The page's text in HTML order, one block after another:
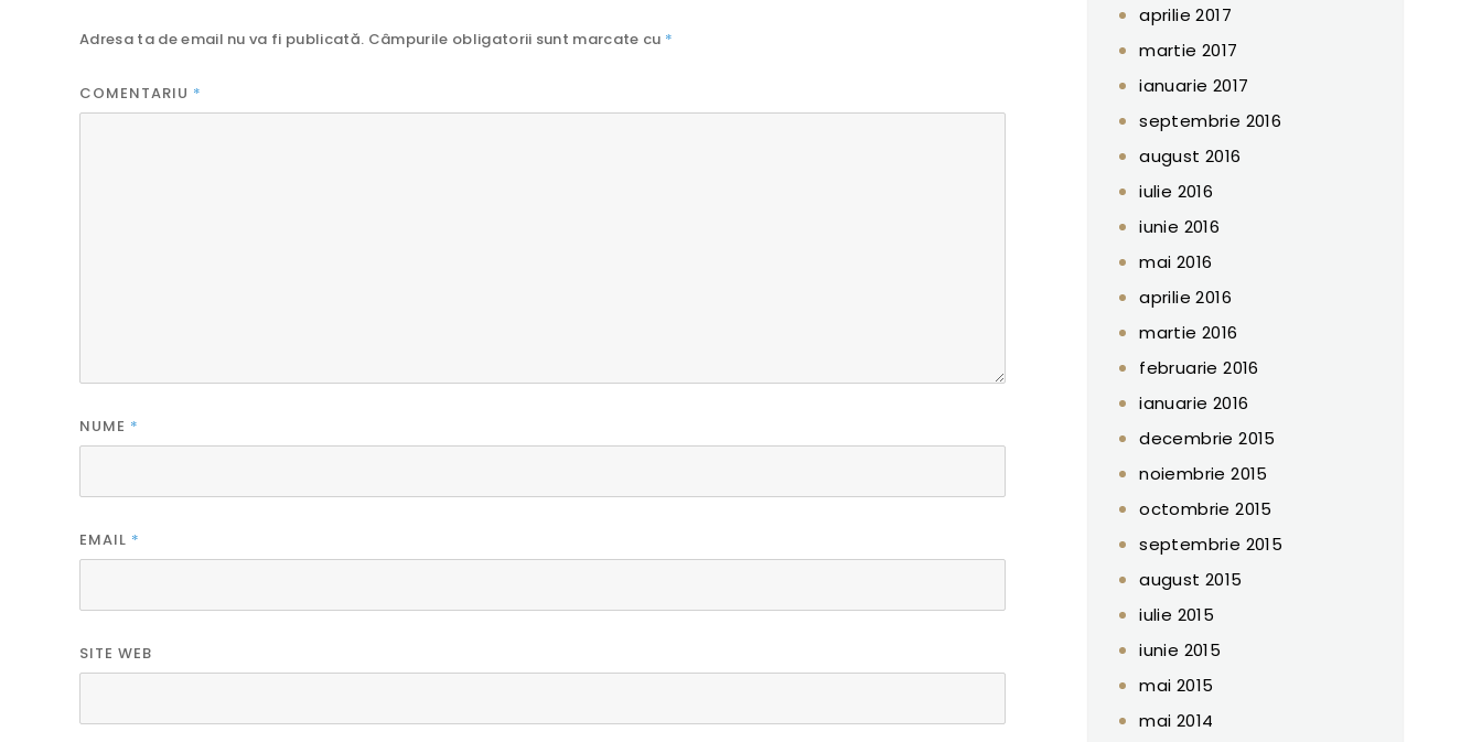
Adresa ta de email nu va fi publicată. Câmpurile obligatorii sunt marcate cu *
COMENTARIU *
NUME *
EMAIL *
SITE WEB
aprilie 2017
martie 2017
ianuarie 2017
septembrie 2016
august 2016
iulie 2016
iunie 2016
mai 2016
aprilie 2016
martie 2016
februarie 2016
ianuarie 2016
decembrie 2015
noiembrie 2015
octombrie 2015
septembrie 2015
august 2015
iulie 2015
iunie 2015
mai 2015
mai 2014